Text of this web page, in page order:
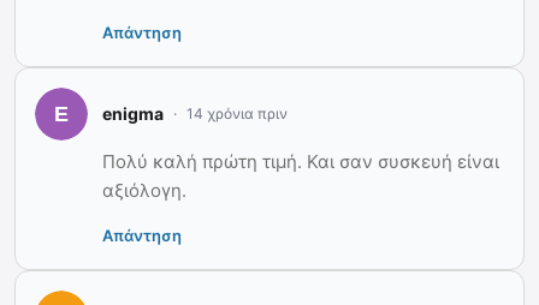
Απάντηση
enigma 14 χρόνια πριν
Πολύ καλή πρώτη τιμή. Και σαν συσκευή είναι
αξιόλογη.
Απάντηση